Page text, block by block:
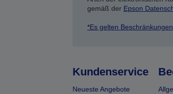
gemäß der Epson
*Es gelten Beschränkungen
Kundenservice
Neueste Angebote